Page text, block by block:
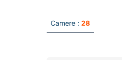
Camere : 28